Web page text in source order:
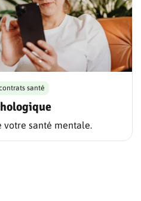
santé
votre santé mentale.